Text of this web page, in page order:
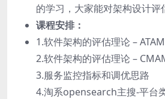
的学习，大家能对架构设计评
课程安排：
1.软件架构的评估理论 –
2.软件架构的评估理论 –
3.服务监控指标和调优思路
4.淘系opensearch主搜-平台